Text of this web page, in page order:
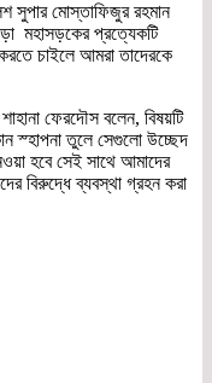
সুপার মোস্তাফিজুর রহমান
মহাসড়কের প্রত্যেকটি
চাইলে আমরা তাদেরকে
ফেরদৌস বলেন, বিষয়টি
স্হাপনা তুলে সেগুলো উচ্ছেদ
হবে সেই সাথে আমাদের
বিরুদ্ধে ব্যবস্থা গ্রহন করা